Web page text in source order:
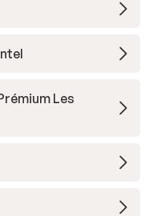
Les